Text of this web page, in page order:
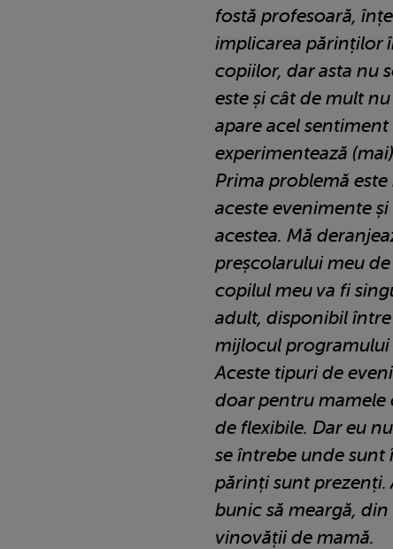
fostă profesoară,
implicarea părinților
copiilor, dar asta nu
este și cât de mult
apare acel
experimentează
Prima problemă
aceste evenimente
acestea. Mă
preșcolarului meu
copilul meu va fi
adult, disponibil între
mijlocul programului
Aceste tipuri de
doar pentru
de flexibile. Dar eu
se întrebe unde
părinți sunt prezenți.
bunic să meargă,
vinovății de mamă.